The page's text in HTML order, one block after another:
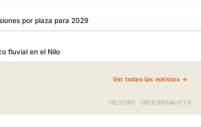
por plaza para 2029
fluvial en el Nilo
Ver todas las noticias →
TELETIPO · CRUCEROADICTO